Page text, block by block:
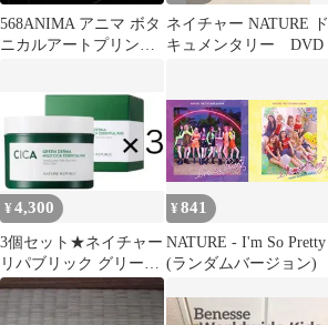
568ANIMA アニマ ボタ
ニカルアートプリント
ネイチャー NATURE ド
キュメンタリー DVD
¥4,300
3個セット★ネイチャー
リパブリック グリーン
ダーマCICA エッセンシ
ャルパッド
¥841
NATURE - I'm So Pretty
(ランダムバージョン)